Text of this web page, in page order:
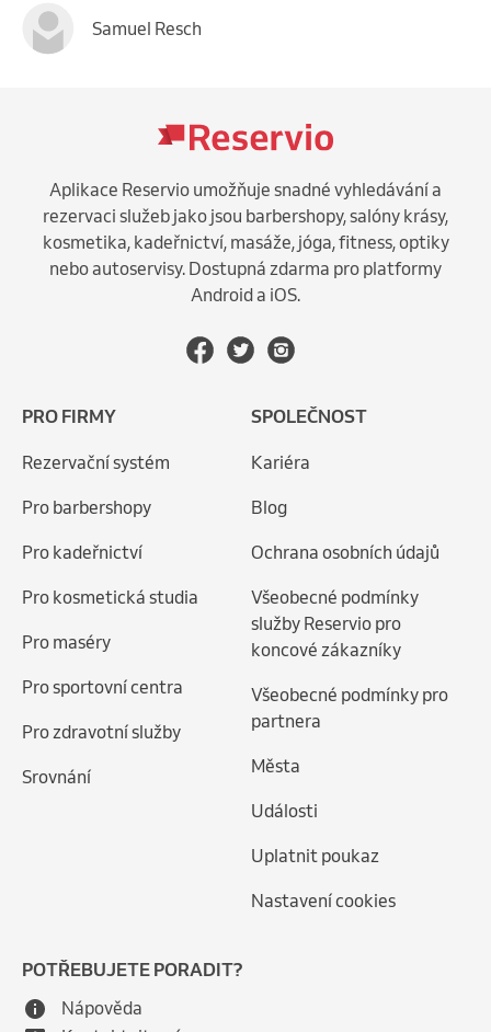
Samuel Resch
Aplikace Reservio umožňuje snadné vyhledávání a
rezervaci služeb jako jsou barbershopy, salóny krásy,
kosmetika, kadeřnictví, masáže, jóga, fitness, optiky
nebo autoservisy. Dostupná zdarma pro platformy
Android a iOS.
PRO FIRMY
Rezervační systém
Pro barbershopy
Pro kadeřnictví
Pro kosmetická studia
Pro maséry
Pro sportovní centra
Pro zdravotní služby
Srovnání
SPOLEČNOST
Kariéra
Blog
Ochrana osobních údajů
Všeobecné podmínky
služby Reservio pro
koncové zákazníky
Všeobecné podmínky pro
partnera
Města
Události
Uplatnit poukaz
Nastavení cookies
POTŘEBUJETE PORADIT?
Nápověda